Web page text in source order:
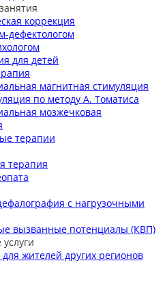
коррекция
дефектологом
для детей
магнитная стимуляция
по методу А. Томатиса
мозжечковая
терапии
терапия
с нагрузочными
вызванные потенциалы (КВП)
жителей других регионов